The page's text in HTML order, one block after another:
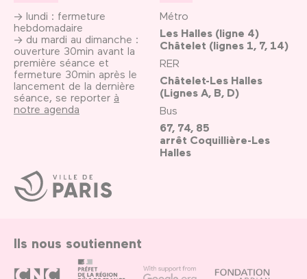
Ville
de
Paris
→ lundi : fermeture
hebdomadaire
→ du mardi au dimanche :
ouverture 30min avant la
première séance et
fermeture 30min après le
lancement de la dernière
séance, se reporter à
notre agenda
Métro
Les Halles (ligne 4)
Châtelet (lignes 1, 7, 14)
RER
Châtelet-Les Halles
(Lignes A, B, D)
Bus
67, 74, 85
arrêt Coquillière-Les
Halles
Ils nous soutiennent